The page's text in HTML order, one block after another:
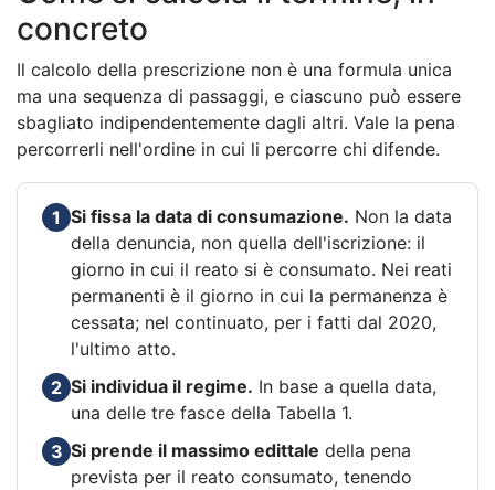
concreto
Il calcolo della prescrizione non è una formula unica
ma una sequenza di passaggi, e ciascuno può essere
sbagliato indipendentemente dagli altri. Vale la pena
percorrerli nell'ordine in cui li percorre chi difende.
1 Si fissa la data di consumazione. Non la data
della denuncia, non quella dell'iscrizione: il
giorno in cui il reato si è consumato. Nei reati
permanenti è il giorno in cui la permanenza è
cessata; nel continuato, per i fatti dal 2020,
l'ultimo atto.
2 Si individua il regime. In base a quella data,
una delle tre fasce della Tabella 1.
3 Si prende il massimo edittale della pena
prevista per il reato consumato, tenendo